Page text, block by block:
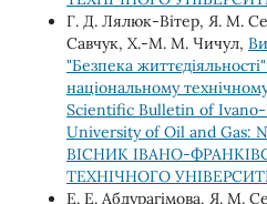
Г. Д. Лялюк-Вітер, Я. М.
Савчук, Х.-М. М. Чичул,
"Безпека
національному
Scientific Bulletin of
University of Oil and Gas:
ВІСНИК ІВАНО-
ТЕХНІЧНОГО
Е. Е. Абдурагімова, Я. М.